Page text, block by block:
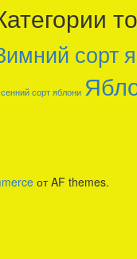
сорт
сорт яблони
от AF themes.